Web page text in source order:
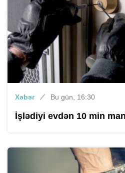
Xəbər Bu gün, 16:30
İşlədiyi evdən 10 min